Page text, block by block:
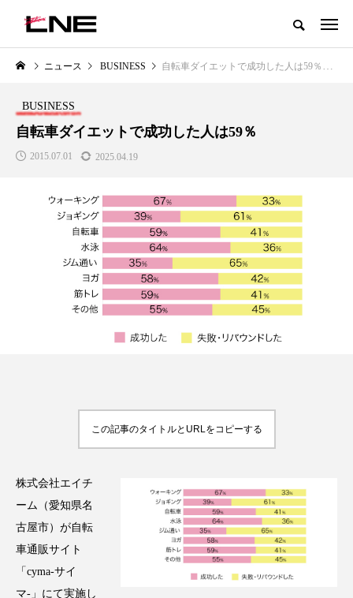
グローバルビューティ＆ヘルスケアビジネス誌
LIFESTYLE
SNSの「加工顔」と美容医療｜AI
がもたらす可能性とこれから
2026.07.13
BUSINESS
GWI調査から読み解く2030年の
都市型スパ――身近なウェルネ
の次世代モデル
FEATURED 注目の企画
TAG LIST
AI
ニュース BUSINESS 自転車ダイエットで成功した人は59％
BUSINESS
自転車ダイエットで成功した人は59％
2015.07.01 2025.04.19
この記事のタイトルとURLをコピーする
株式会社エイチ
ーム（愛知県名
古屋市）が自転
車通販サイト
「cyma-サイ
マ-」にて実施し